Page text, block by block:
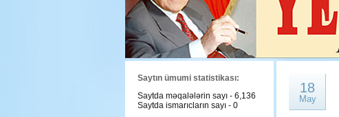
Saytın ümumi statistikası:
Saytda məqalələrin sayı - 6,136
Saytda ismarıcların sayı - 0
18
May